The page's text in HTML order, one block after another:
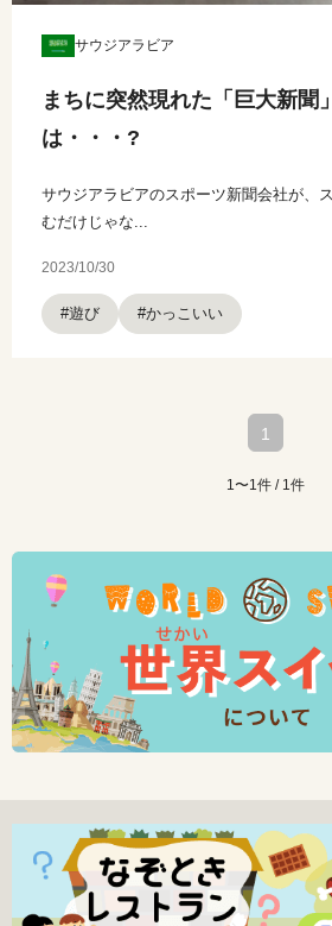
サウジアラビア
まちに突然現れた「巨大新聞
は・・・?
サウジアラビアのスポーツ新聞会社が、
むだけじゃな...
2023/10/30
#遊び #かっこいい
1
1〜1件 / 1件